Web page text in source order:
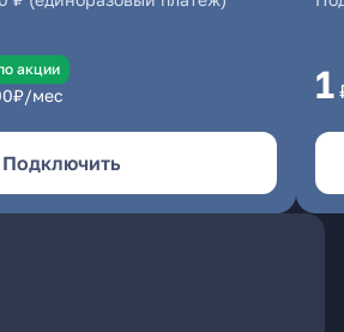
акции
₽/мес
Подключить
1